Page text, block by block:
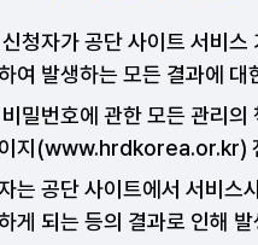
청자가 공단 사이트 서비
여 발생하는 모든 결과에
밀번호에 관한 모든 관리
지(www.hrdkorea.or.kr) 전
는 공단 사이트에서 서비스
게 되는 등의 결과로 인해